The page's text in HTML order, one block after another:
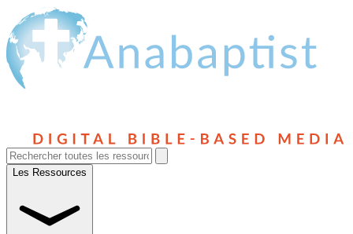
Les Ressources